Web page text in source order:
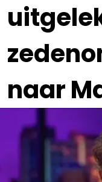
naar